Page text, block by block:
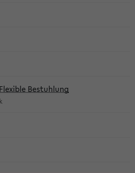
Bestuhlung